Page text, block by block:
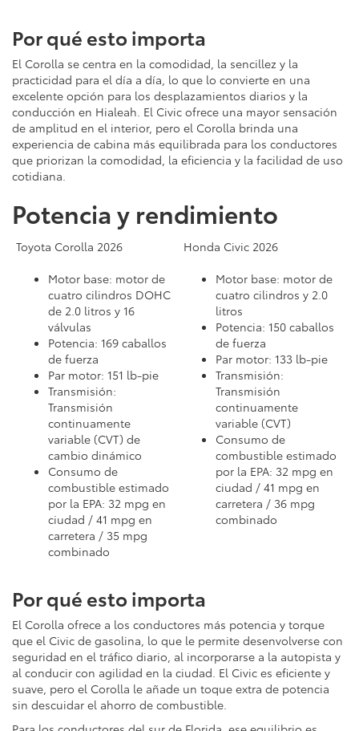
Por qué esto importa
El Corolla se centra en la comodidad, la sencillez y la
practicidad para el día a día, lo que lo convierte en una
excelente opción para los desplazamientos diarios y la
conducción en Hialeah. El Civic ofrece una mayor sensación
de amplitud en el interior, pero el Corolla brinda una
experiencia de cabina más equilibrada para los conductores
que priorizan la comodidad, la eficiencia y la facilidad de uso
cotidiana.
Potencia y rendimiento
Toyota Corolla 2026
Honda Civic 2026
Motor base: motor de
cuatro cilindros DOHC
de 2.0 litros y 16
válvulas
Potencia: 169 caballos
de fuerza
Par motor: 151 lb-pie
Transmisión:
Transmisión
continuamente
variable (CVT) de
cambio dinámico
Consumo de
combustible estimado
por la EPA: 32 mpg en
ciudad / 41 mpg en
carretera / 35 mpg
combinado
Motor base: motor de
cuatro cilindros y 2.0
litros
Potencia: 150 caballos
de fuerza
Par motor: 133 lb-pie
Transmisión:
Transmisión
continuamente
variable (CVT)
Consumo de
combustible estimado
por la EPA: 32 mpg en
ciudad / 41 mpg en
carretera / 36 mpg
combinado
Por qué esto importa
El Corolla ofrece a los conductores más potencia y torque
que el Civic de gasolina, lo que le permite desenvolverse con
seguridad en el tráfico diario, al incorporarse a la autopista y
al conducir con agilidad en la ciudad. El Civic es eficiente y
suave, pero el Corolla le añade un toque extra de potencia
sin descuidar el ahorro de combustible.